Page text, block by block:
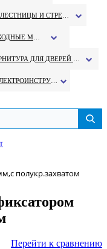
полукр.захватом
Перейти к сравнению